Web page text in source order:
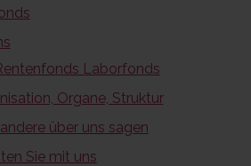
Laborfonds
Organe, Struktur
über uns sagen
Sie mit uns